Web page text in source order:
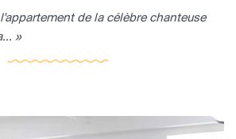
de la célèbre chanteuse
»